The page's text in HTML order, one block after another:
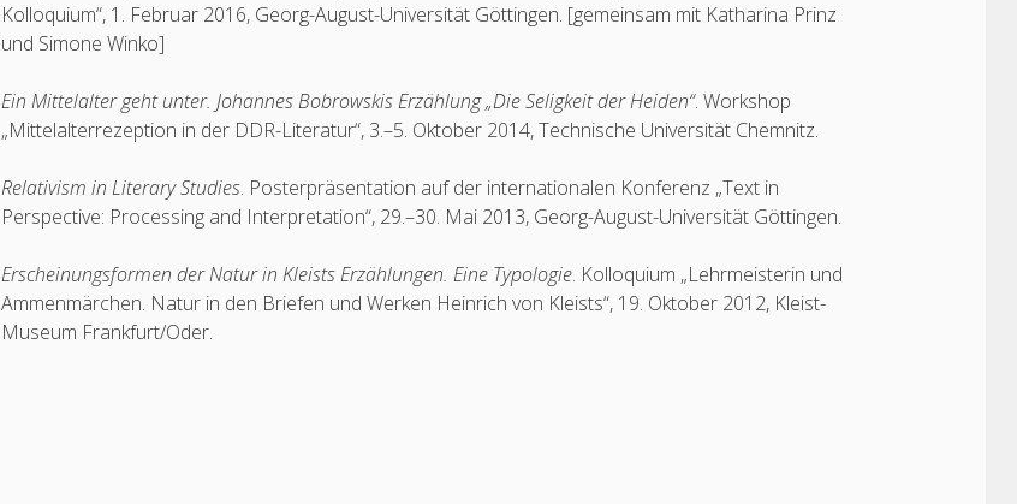
Kolloquium“, 1. Februar 2016, Georg-August-Universität Göttingen. [gemeinsam mit Katharina Prinz
und Simone Winko]
Ein Mittelalter geht unter. Johannes Bobrowskis Erzählung „Die Seligkeit der Heiden“. Workshop
„Mittelalterrezeption in der DDR-Literatur“, 3.–5. Oktober 2014, Technische Universität Chemnitz.
Relativism in Literary Studies. Posterpräsentation auf der internationalen Konferenz „Text in
Perspective: Processing and Interpretation“, 29.–30. Mai 2013, Georg-August-Universität Göttingen.
Erscheinungsformen der Natur in Kleists Erzählungen. Eine Typologie. Kolloquium „Lehrmeisterin und
Ammenmärchen. Natur in den Briefen und Werken Heinrich von Kleists“, 19. Oktober 2012, Kleist-
Museum Frankfurt/Oder.